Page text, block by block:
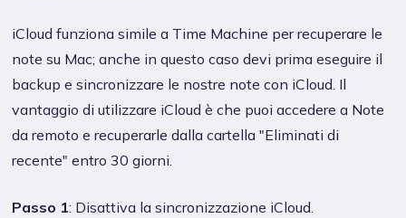
iCloud funziona simile a Time Machine per recuperare le
note su Mac; anche in questo caso devi prima eseguire il
backup e sincronizzare le nostre note con iCloud. Il
vantaggio di utilizzare iCloud è che puoi accedere a Note
da remoto e recuperarle dalla cartella "Eliminati di
recente" entro 30 giorni.
Passo 1: Disattiva la sincronizzazione iCloud.